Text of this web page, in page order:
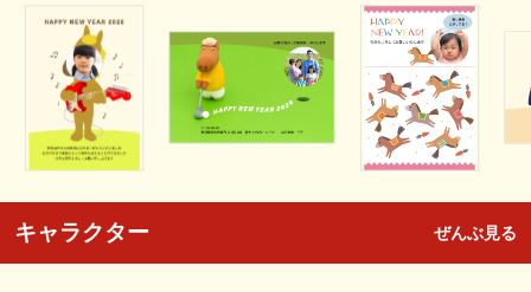
キャラクター ぜんぶ見る